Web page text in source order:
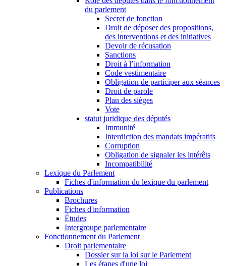
du parlement
Secret de fonction
Droit de déposer des propositions,
des interventions et des initiatives
Devoir de récusation
Sanctions
Droit à l’information
Code vestimentaire
Obligation de participer aux séances
Droit de parole
Plan des sièges
Vote
statut juridique des députés
Immunité
Interdiction des mandats impératifs
Corruption
Obligation de signaler les intérêts
Incompatibilité
Lexique du Parlement
Fiches d'information du lexique du parlement
Publications
Brochures
Fiches d'information
Études
Intergroupe parlementaire
Fonctionnement du Parlement
Droit parlementaire
Dossier sur la loi sur le Parlement
Les étapes d'une loi